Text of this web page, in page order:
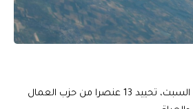
أعلنت وزارة الدفاع التركية، السبت، تحييد 13 عنصرا من حزب العمال